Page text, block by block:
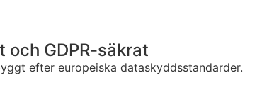
GDPR-säkrat
efter europeiska dataskyddsstandarder.